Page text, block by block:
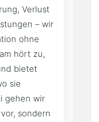
Verlust
– wir
ohne
hört zu,
bietet
sie
gehen wir
sondern